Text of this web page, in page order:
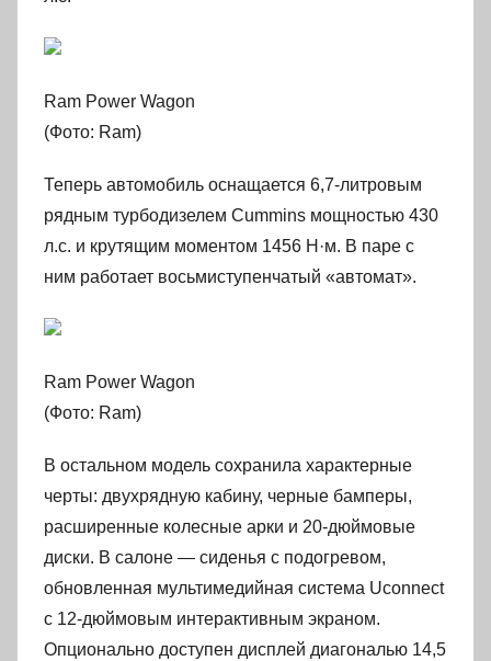
Ram Power Wagon
(Фото: Ram)
Теперь автомобиль оснащается 6,7-литровым
рядным турбодизелем Cummins мощностью 430
л.с. и крутящим моментом 1456 Н·м. В паре с
ним работает восьмиступенчатый «автомат».
Ram Power Wagon
(Фото: Ram)
В остальном модель сохранила характерные
черты: двухрядную кабину, черные бамперы,
расширенные колесные арки и 20-дюймовые
диски. В салоне — сиденья с подогревом,
обновленная мультимедийная система Uconnect
с 12-дюймовым интерактивным экраном.
Опционально доступен дисплей диагональю 14,5